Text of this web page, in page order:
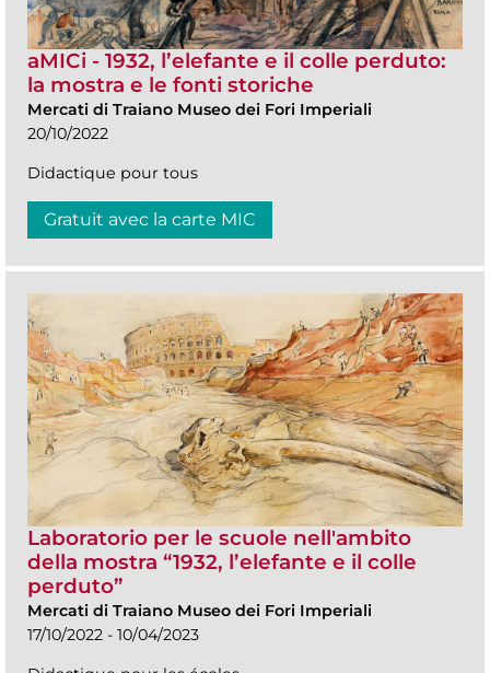
aMICi - 1932, l’elefante e il colle perduto:
la mostra e le fonti storiche
Mercati di Traiano Museo dei Fori Imperiali
20/10/2022
Didactique pour tous
Gratuit avec la carte MIC
Laboratorio per le scuole nell'ambito
della mostra “1932, l’elefante e il colle
perduto”
Mercati di Traiano Museo dei Fori Imperiali
17/10/2022 - 10/04/2023